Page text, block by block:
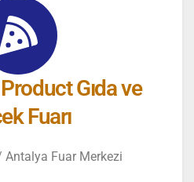
Gıda ve
Fuarı
Antalya Fuar Merkezi